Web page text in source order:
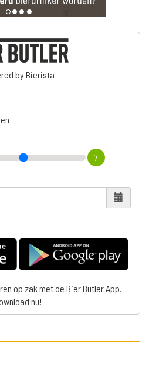
by Bierista
7
op zak met de Bier Butler App.
nu!